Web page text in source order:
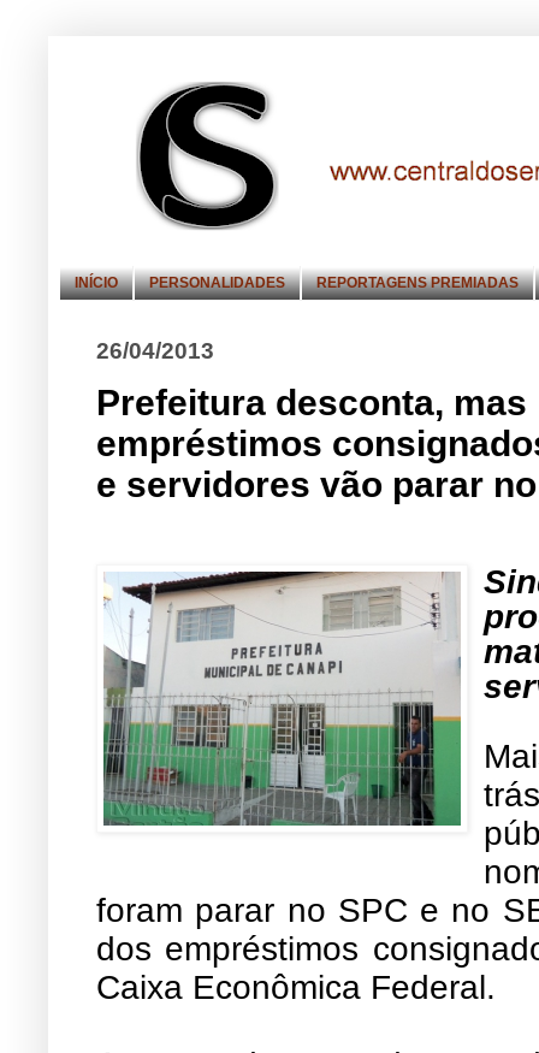
INÍCIO PERSONALIDADES REPORTAGENS PREMIADAS
26/04/2013
Prefeitura desconta,
empréstimos
e servidores vão parar
foram parar no SPC e no
dos empréstimos
Caixa Econômica Federal.